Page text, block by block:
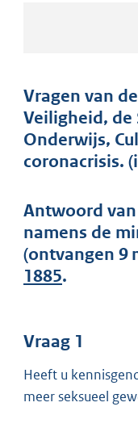
Vragen van
Veiligheid, de
Onderwijs,
coronacrisis.
Antwoord
namens de
(ontvangen 9
1885.
Vraag 1
Heeft u
meer seksueel